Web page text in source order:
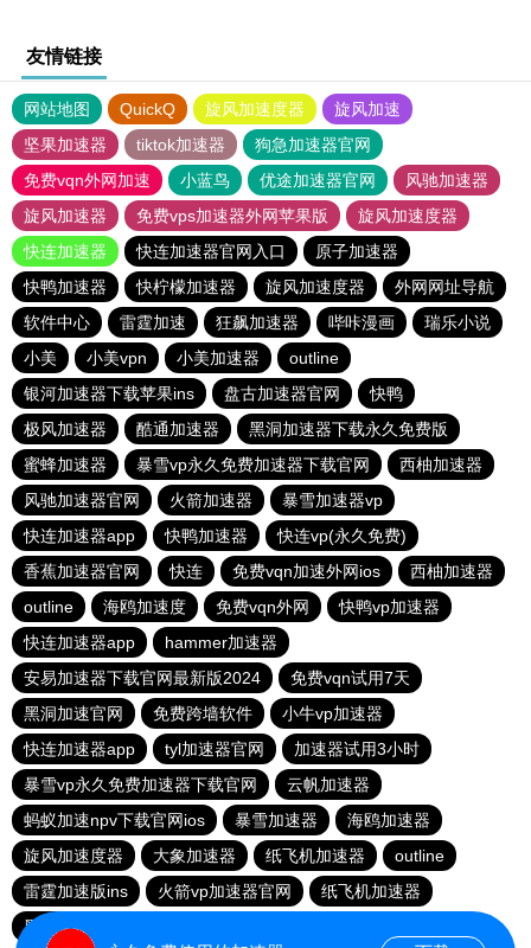
友情链接
网站地图 QuickQ 旋风加速度器
旋风加速
坚果加速器
tiktok加速器
狗急加速器官网
免费vqn外网加速
小蓝鸟 优途加速器官网
风驰加速器
旋风加速器
免费vps加速器外网苹果版
旋风加速度器
快连加速器
快连加速器官网入口
原子加速器
快鸭加速器
快柠檬加速器 旋风加速度器
外网网址导航
软件中心
雷霆加速 狂飙加速器 哔咔漫画
瑞乐小说
小美
小美vpn 小美加速器
outline
银河加速器下载苹果ins
盘古加速器官网
快鸭
极风加速器
酷通加速器
黑洞加速器下载永久免费版
蜜蜂加速器
暴雪vp永久免费加速器下载官网
西柚加速器
风驰加速器官网
火箭加速器
暴雪加速器vp
快连加速器app
快鸭加速器
快连vp(永久免费)
香蕉加速器官网
快连 免费vqn加速外网ios
西柚加速器
outline
海鸥加速度 免费vqn外网
快鸭vp加速器
快连加速器app
hammer加速器
安易加速器下载官网最新版2024
免费vqn试用7天
黑洞加速官网
免费跨墙软件
小牛vp加速器
快连加速器app
tyl加速器官网
加速器试用3小时
暴雪vp永久免费加速器下载官网
云帆加速器
蚂蚁加速npv下载官网ios
暴雪加速器
海鸥加速器
旋风加速度器
大象加速器 纸飞机加速器
outline
雷霆加速版ins
火箭vp加速器官网
纸飞机加速器
黑洞加速